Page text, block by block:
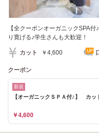
【全クーポンオーガニックSPA
り寛げる♪学生さんも大歓迎！
カット ￥4,600
クーポン
新規
【オーガニックＳＰＡ付♪】 カ
￥4,600